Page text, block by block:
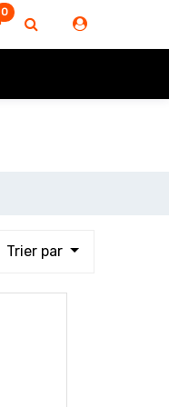
0
Trier par